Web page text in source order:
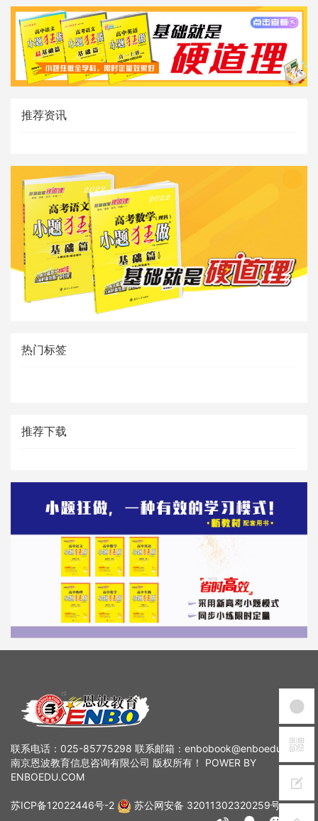
推荐资讯
热门标签
推荐下载
联系电话：025-85775298 联系邮箱：enbobook@enboedu.com
南京恩波教育信息咨询有限公司 版权所有！ POWER BY
ENBOEDU.COM
苏ICP备12022446号-2 苏公网安备 32011302320259号